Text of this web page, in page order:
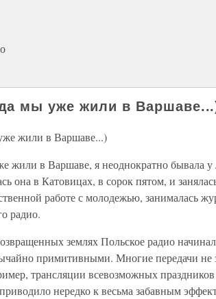
мы уже жили в
жили в Варшаве...)
жили в Варшаве, я неоднократно бывала
она в Катовицах, в сорок пятом, и
работе с молодежью, занималась
радио.
землях Польское радио
примитивными. Многие передачи не
трансляции всевозможных
нередко к весьма забавным